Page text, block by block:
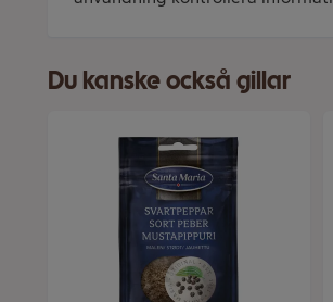
Du kanske också gillar